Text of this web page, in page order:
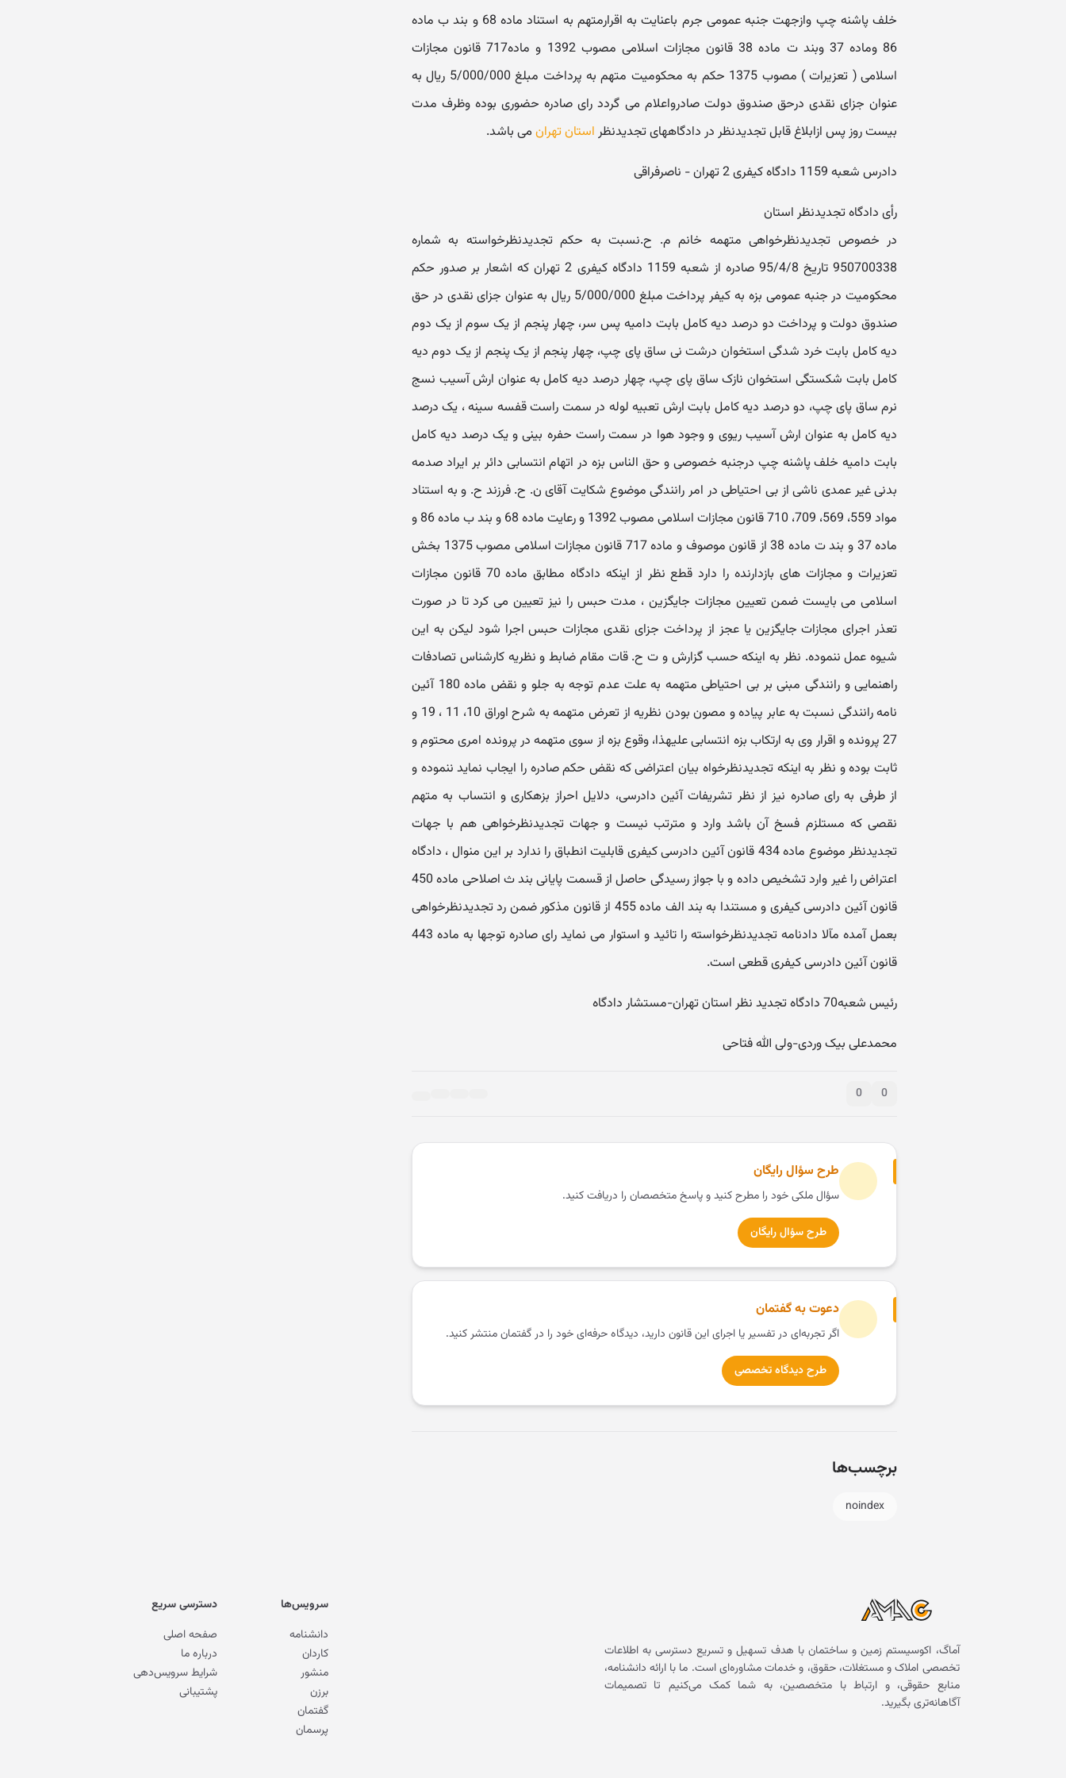
خلف پاشنه چپ وازجهت جنبه عمومی جرم باعنایت به اقرارمتهم به استناد ماده 68 و بند ب ماده
86 وماده 37 وبند ت ماده 38 قانون مجازات اسلامی مصوب 1392 و ماده717 قانون مجازات
اسلامی ( تعزیرات ) مصوب 1375 حکم به محکومیت متهم به پرداخت مبلغ 5/000/000 ریال به
عنوان جزای نقدی درحق صندوق دولت صادرواعلام می گردد رای صادره حضوری بوده وظرف مدت
بیست روز پس ازابلاغ قابل تجدیدنظر در دادگاههای تجدیدنظر استان تهرانمی باشد.
دادرس شعبه 1159 دادگاه کیفری 2 تهران - ناصرفراقی
رأی دادگاه تجدیدنظر استان
در خصوص تجدیدنظرخواهی متهمه خانم م. ح.نسبت به حکم تجدیدنظرخواسته به شماره
950700338 تاریخ 95/4/8 صادره از شعبه 1159 دادگاه کیفری 2 تهران که اشعار بر صدور حکم
محکومیت در جنبه عمومی بزه به کیفر پرداخت مبلغ 5/000/000 ریال به عنوان جزای نقدی در حق
صندوق دولت و پرداخت دو درصد دیه کامل بابت دامیه پس سر، چهار پنجم از یک سوم از یک دوم
دیه کامل بابت خرد شدگی استخوان درشت نی ساق پای چپ، چهار پنجم از یک پنجم از یک دوم دیه
کامل بابت شکستگی استخوان نازک ساق پای چپ، چهار درصد دیه کامل به عنوان ارش آسیب نسج
نرم ساق پای چپ، دو درصد دیه کامل بابت ارش تعبیه لوله در سمت راست قفسه سینه ، یک درصد
دیه کامل به عنوان ارش آسیب ریوی و وجود هوا در سمت راست حفره بینی و یک درصد دیه کامل
بابت دامیه خلف پاشنه چپ درجنبه خصوصی و حق الناس بزه در اتهام انتسابی دائر بر ایراد صدمه
بدنی غیر عمدی ناشی از بی احتیاطی در امر رانندگی موضوع شکایت آقای ن. ح. فرزند ح. و به استناد
مواد 559، 569، 709، 710 قانون مجازات اسلامی مصوب 1392 و رعایت ماده 68 و بند ب ماده 86 و
ماده 37 و بند ت ماده 38 از قانون موصوف و ماده 717 قانون مجازات اسلامی مصوب 1375 بخش
تعزیرات و مجازات های بازدارنده را دارد قطع نظر از اینکه دادگاه مطابق ماده 70 قانون مجازات
اسلامی می بایست ضمن تعیین مجازات جایگزین ، مدت حبس را نیز تعیین می کرد تا در صورت
تعذر اجرای مجازات جایگزین یا عجز از پرداخت جزای نقدی مجازات حبس اجرا شود لیکن به این
شیوه عمل ننموده. نظر به اینکه حسب گزارش و ت ح. قات مقام ضابط و نظریه کارشناس تصادفات
راهنمایی و رانندگی مبنی بر بی احتیاطی متهمه به علت عدم توجه به جلو و نقض ماده 180 آئین
نامه رانندگی نسبت به عابر پیاده و مصون بودن نظریه از تعرض متهمه به شرح اوراق 10، 11 ، 19 و
27 پرونده و اقرار وی به ارتکاب بزه انتسابی علیهذا، وقوع بزه از سوی متهمه در پرونده امری محتوم و
ثابت بوده و نظر به اینکه تجدیدنظرخواه بیان اعتراضی که نقض حکم صادره را ایجاب نماید ننموده و
از طرفی به رای صادره نیز از نظر تشریفات آئین دادرسی، دلایل احراز بزهکاری و انتساب به متهم
نقصی که مستلزم فسخ آن باشد وارد و مترتب نیست و جهات تجدیدنظرخواهی هم با جهات
تجدیدنظر موضوع ماده 434 قانون آئین دادرسی کیفری قابلیت انطباق را ندارد بر این منوال ، دادگاه
اعتراض را غیر وارد تشخیص داده و با جواز رسیدگی حاصل از قسمت پایانی بند ث اصلاحی ماده 450
قانون آئین دادرسی کیفری و مستندا به بند الف ماده 455 از قانون مذکور ضمن رد تجدیدنظرخواهی
بعمل آمده مآلا دادنامه تجدیدنظرخواسته را تائید و استوار می نماید رای صادره توجها به ماده 443
قانون آئین دادرسی کیفری قطعی است.
رئیس شعبه70 دادگاه تجدید نظر استان تهران-مستشار دادگاه
محمدعلی بیک وردی-ولی الله فتاحی
0
0
طرح سؤال رایگان
سؤال ملکی خود را مطرح کنید و پاسخ متخصصان را دریافت کنید.
طرح سؤال رایگان
دعوت به گفتمان
اگر تجربه‌ای در تفسیر یا اجرای این قانون دارید، دیدگاه حرفه‌ای خود را در گفتمان منتشر کنید.
طرح دیدگاه تخصصی
برچسب‌ها
noindex
آماگ، اکوسیستم زمین و ساختمان با هدف تسهیل و تسریع دسترسی به اطلاعات
تخصصی املاک و مستغلات، حقوق، و خدمات مشاوره‌ای است. ما با ارائه دانشنامه،
منابع حقوقی، و ارتباط با متخصصین، به شما کمک می‌کنیم تا تصمیمات
آگاهانه‌تری بگیرید.
سرویس‌ها
دانشنامه
کاردان
منشور
برزن
گفتمان
پرسمان
دسترسی سریع
صفحه اصلی
درباره ما
شرایط سرویس‌دهی
پشتیبانی